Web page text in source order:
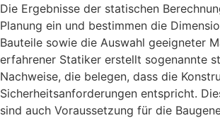
Die Ergebnisse der statischen
Planung ein und bestimmen die
Bauteile sowie die Auswahl geeigneter
erfahrener Statiker erstellt sogenannte
Nachweise, die belegen, dass die
Sicherheitsanforderungen entspricht.
sind auch Voraussetzung für die